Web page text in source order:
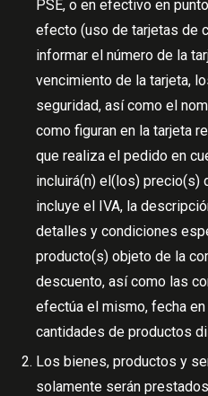
PSE, o en efectivo en
efecto (uso de tarjetas de
informar el número de la
vencimiento de la tarjeta,
seguridad, así como el
como figuran en la tarjeta
que realiza el pedido en
incluirá(n) el(los) precio(s)
incluye el IVA, la
detalles y condiciones
producto(s) objeto de la
descuento, así como las
efectúa el mismo, fecha
cantidades de productos
Los bienes, productos y
solamente serán